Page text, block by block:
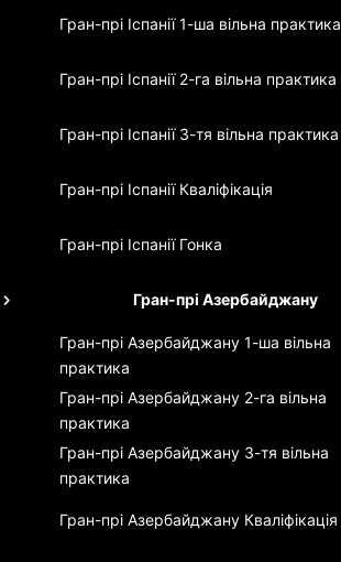
Гран-прі Іспанії 1-ша вільна практика
Гран-прі Іспанії 2-га вільна практика
Гран-прі Іспанії 3-тя вільна практика
Гран-прі Іспанії Кваліфікація
Гран-прі Іспанії Гонка
Гран-прі Азербайджану
Гран-прі Азербайджану 1-ша вільна
практика
Гран-прі Азербайджану 2-га вільна
практика
Гран-прі Азербайджану 3-тя вільна
практика
Гран-прі Азербайджану Кваліфікація